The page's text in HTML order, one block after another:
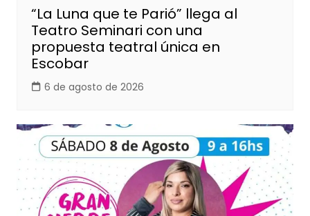
“La Luna que te Parió” llega al
Teatro Seminari con una
propuesta teatral única en
Escobar
6 de agosto de 2026